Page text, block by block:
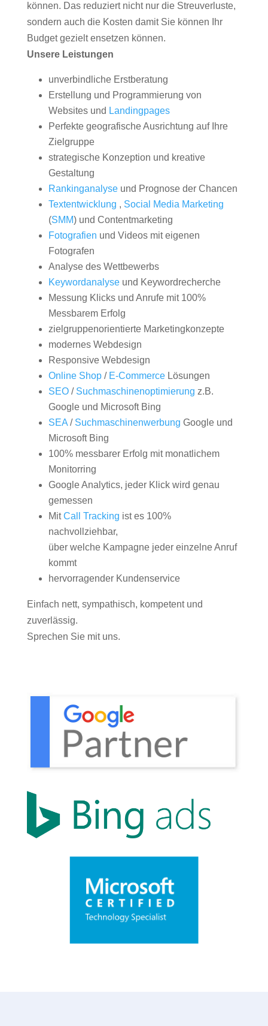
können. Das reduziert nicht nur die Streuverluste,
sondern auch die Kosten damit Sie können Ihr
Budget gezielt ensetzen können.
Unsere Leistungen
unverbindliche Erstberatung
Erstellung und Programmierung von
Websites und Landingpages
Perfekte geografische Ausrichtung auf Ihre
Zielgruppe
strategische Konzeption und kreative
Gestaltung
Rankinganalyseund Prognose der Chancen
Textentwicklung , Social Media Marketing
(SMM) und Contentmarketing
Fotografien und Videos mit eigenen
Fotografen
Analyse des Wettbewerbs
Keywordanalyseund Keywordrecherche
Messung Klicks und Anrufe mit 100%
Messbarem Erfolg
zielgruppenorientierte Marketingkonzepte
modernes Webdesign
Responsive Webdesign
Online Shop/ E-CommerceLösungen
SEO/ Suchmaschinenoptimierung z.B.
Google und Microsoft Bing
SEA/ Suchmaschinenwerbung Google und
Microsoft Bing
100% messbarer Erfolg mit monatlichem
Monitorring
Google Analytics, jeder Klick wird genau
gemessen
MitCall Tracking ist es 100%
nachvollziehbar,
über welche Kampagne jeder einzelne Anruf
kommt
hervorragender Kundenservice
Einfach nett, sympathisch, kompetent und
zuverlässig.
Sprechen Sie mit uns.